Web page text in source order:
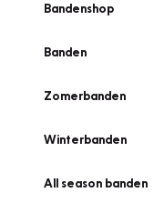
Bandenshop
Banden
Zomerbanden
Winterbanden
All season banden